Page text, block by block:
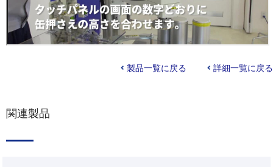
製品一覧に戻る 詳細一覧に戻る
関連製品